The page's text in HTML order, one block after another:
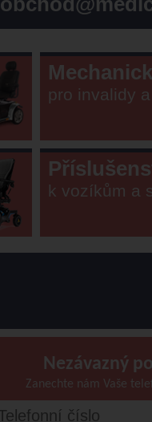
pro invalidy
k vozíkům a
Nezávazný
Zanechte nám Vaše